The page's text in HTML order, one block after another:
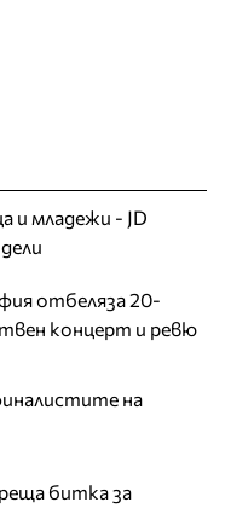
и младежи - JD
отбеляза 20-
концерт и ревю
на
битка за